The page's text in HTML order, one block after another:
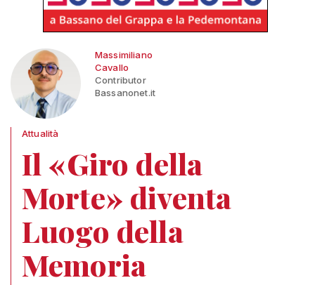
Massimiliano
Cavallo
Contributor
Bassanonet.it
Attualità
Il «Giro della
Morte» diventa
Luogo della
Memoria